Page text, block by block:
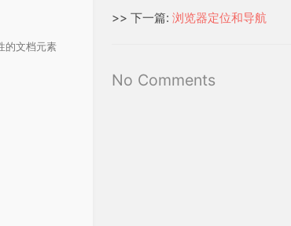
的文档元素
>> 下一篇: 浏览器定位和导航
No Comments